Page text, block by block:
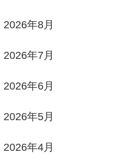
2026年8月
2026年7月
2026年6月
2026年5月
2026年4月